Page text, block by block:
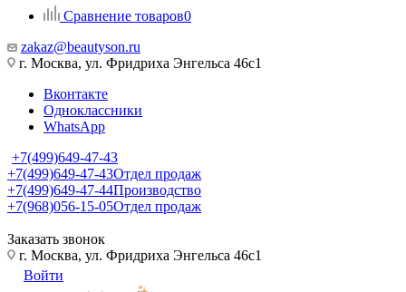
Сравнение товаров0
zakaz@beautyson.ru
г. Москва, ул. Фридриха Энгельса 46с1
Вконтакте
Одноклассники
WhatsApp
+7(499)649-47-43
+7(499)649-47-43Отдел продаж
+7(499)649-47-44Производство
+7(968)056-15-05Отдел продаж
Заказать звонок
г. Москва, ул. Фридриха Энгельса 46с1
Войти